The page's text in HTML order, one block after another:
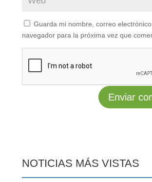
Guarda mi nombre, correo
navegador para la próxima vez que
NOTICIAS MÁS VISTAS